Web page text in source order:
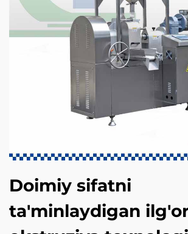
Doimiy sifatni
ta'minlaydigan